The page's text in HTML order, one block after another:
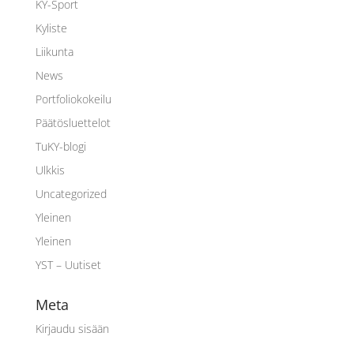
KY-Sport
Kyliste
Liikunta
News
Portfoliokokeilu
Päätösluettelot
TuKY-blogi
Ulkkis
Uncategorized
Yleinen
Yleinen
YST – Uutiset
Meta
Kirjaudu sisään